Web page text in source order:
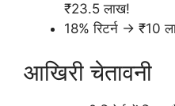
₹23.5 लाख!
18% रिटर्न → ₹10
आखिरी चेतावनी